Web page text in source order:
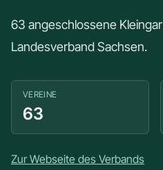
63 angeschlossene
Landesverband Sachsen.
VEREINE
63
Zur Webseite des Verbands